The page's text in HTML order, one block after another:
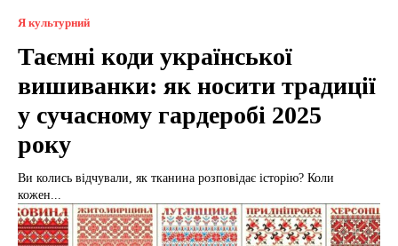
Я культурний
Таємні коди української
вишиванки: як носити традиції
у сучасному гардеробі 2025
року
Ви колись відчували, як тканина розповідає історію? Коли
кожен...